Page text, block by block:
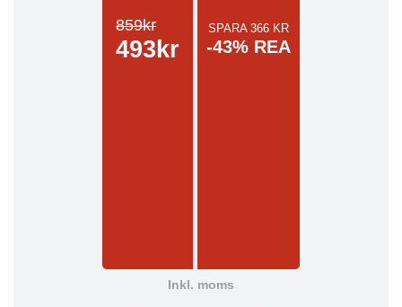
859kr
493kr
SPARA 366 KR
-43% REA
Inkl. moms